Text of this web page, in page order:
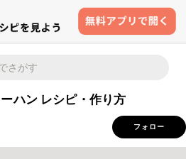
ハン レシピ・作り方
フォロー